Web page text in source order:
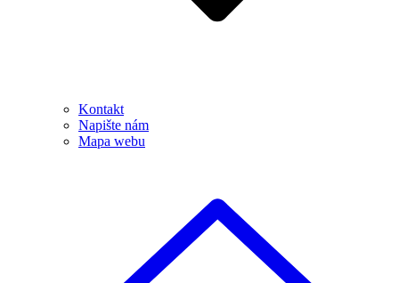
Kontakt
Napište nám
Mapa webu